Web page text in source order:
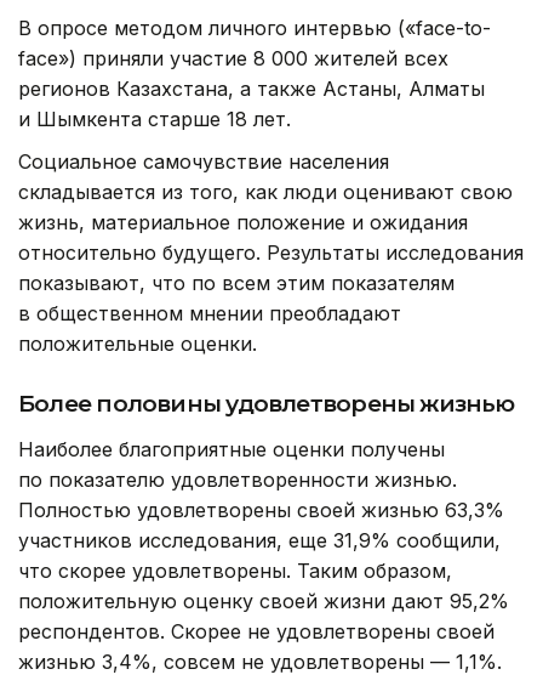
В опросе методом личного интервью («face-to-
face») приняли участие 8 000 жителей всех
регионов Казахстана, а также Астаны, Алматы
и Шымкента старше 18 лет.
Социальное самочувствие населения
складывается из того, как люди оценивают свою
жизнь, материальное положение и ожидания
относительно будущего. Результаты исследования
показывают, что по всем этим показателям
в общественном мнении преобладают
положительные оценки.
Более половины удовлетворены жизнью
Наиболее благоприятные оценки получены
по показателю удовлетворенности жизнью.
Полностью удовлетворены своей жизнью 63,3%
участников исследования, еще 31,9% сообщили,
что скорее удовлетворены. Таким образом,
положительную оценку своей жизни дают 95,2%
респондентов. Скорее не удовлетворены своей
жизнью 3,4%, совсем не удовлетворены — 1,1%.